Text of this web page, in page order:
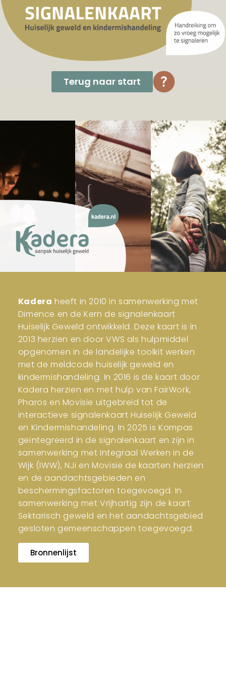
Terug naar start
Kadera heeft in 2010 in samenwerking met
Dimence en de Kern de signalenkaart
Huiselijk Geweld ontwikkeld. Deze kaart is in
2013 herzien en door VWS als hulpmiddel
opgenomen in de landelijke toolkit werken
met de meldcode huiselijk geweld en
kindermishandeling. In 2016 is de kaart door
Kadera herzien en met hulp van FairWork,
Pharos en Movisie uitgebreid tot de
interactieve signalenkaart Huiselijk Geweld
en Kindermishandeling. In 2025 is Kompas
geïntegreerd in de signalenkaart en zijn in
samenwerking met Integraal Werken in de
Wijk (IWW), NJi en Movisie de kaarten herzien
en de aandachtsgebieden en
beschermingsfactoren toegevoegd. In
samenwerking met Vrijhartig zijn de kaart
Sektarisch geweld en het aandachtsgebied
gesloten gemeenschappen toegevoegd.
Bronnenlijst